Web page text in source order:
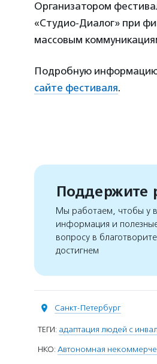
Организатором
«Студио-Диалог» при
массовым
Подробную информацию
сайте фестиваля.
Поддержите
Мы работаем, чтобы у
информация и
вопросу в
достигнем
Санкт-Петербург
ТЕГИ: адаптация людей с
НКО: Автономная